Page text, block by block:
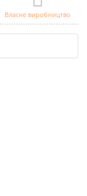
Власне виробництво